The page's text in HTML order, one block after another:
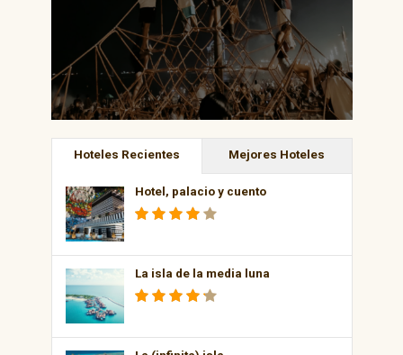
Hoteles Recientes Mejores Hoteles
Hotel, palacio y cuento
La isla de la media luna